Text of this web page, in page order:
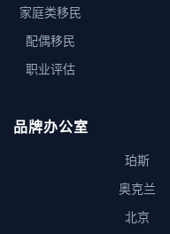
家庭类移民
配偶移民
职业评估
品牌办公室
珀斯
奥克兰
北京